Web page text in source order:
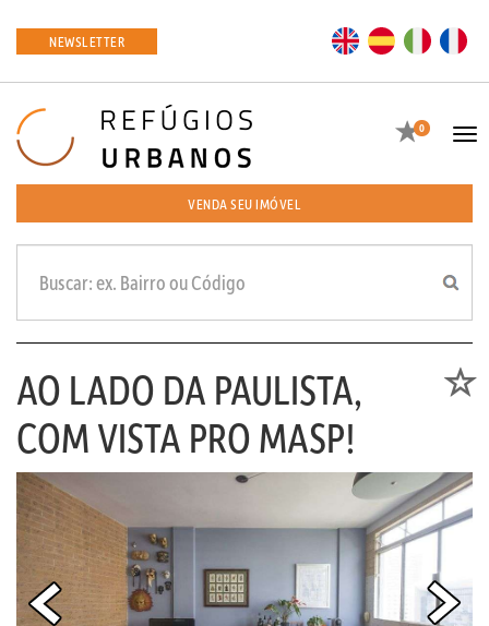
NEWSLETTER EN ES
Favoritos
0
VENDA SEU IMÓVEL
AO LADO DA PAULISTA,
COM VISTA PRO MASP!